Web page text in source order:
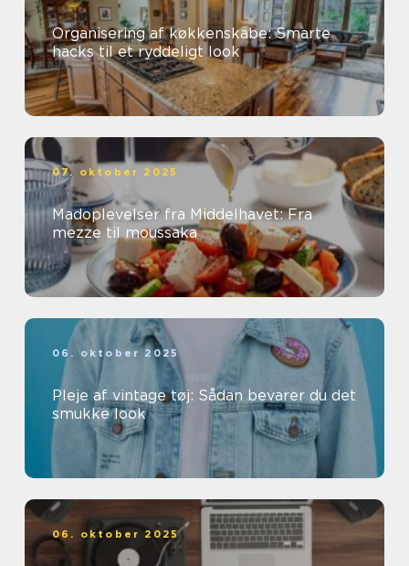
Organisering af køkkenskabe: Smarte
hacks til et ryddeligt look
07. oktober 2025
Madoplevelser fra Middelhavet: Fra
mezze til moussaka
06. oktober 2025
Pleje af vintage tøj: Sådan bevarer du det
smukke look
06. oktober 2025